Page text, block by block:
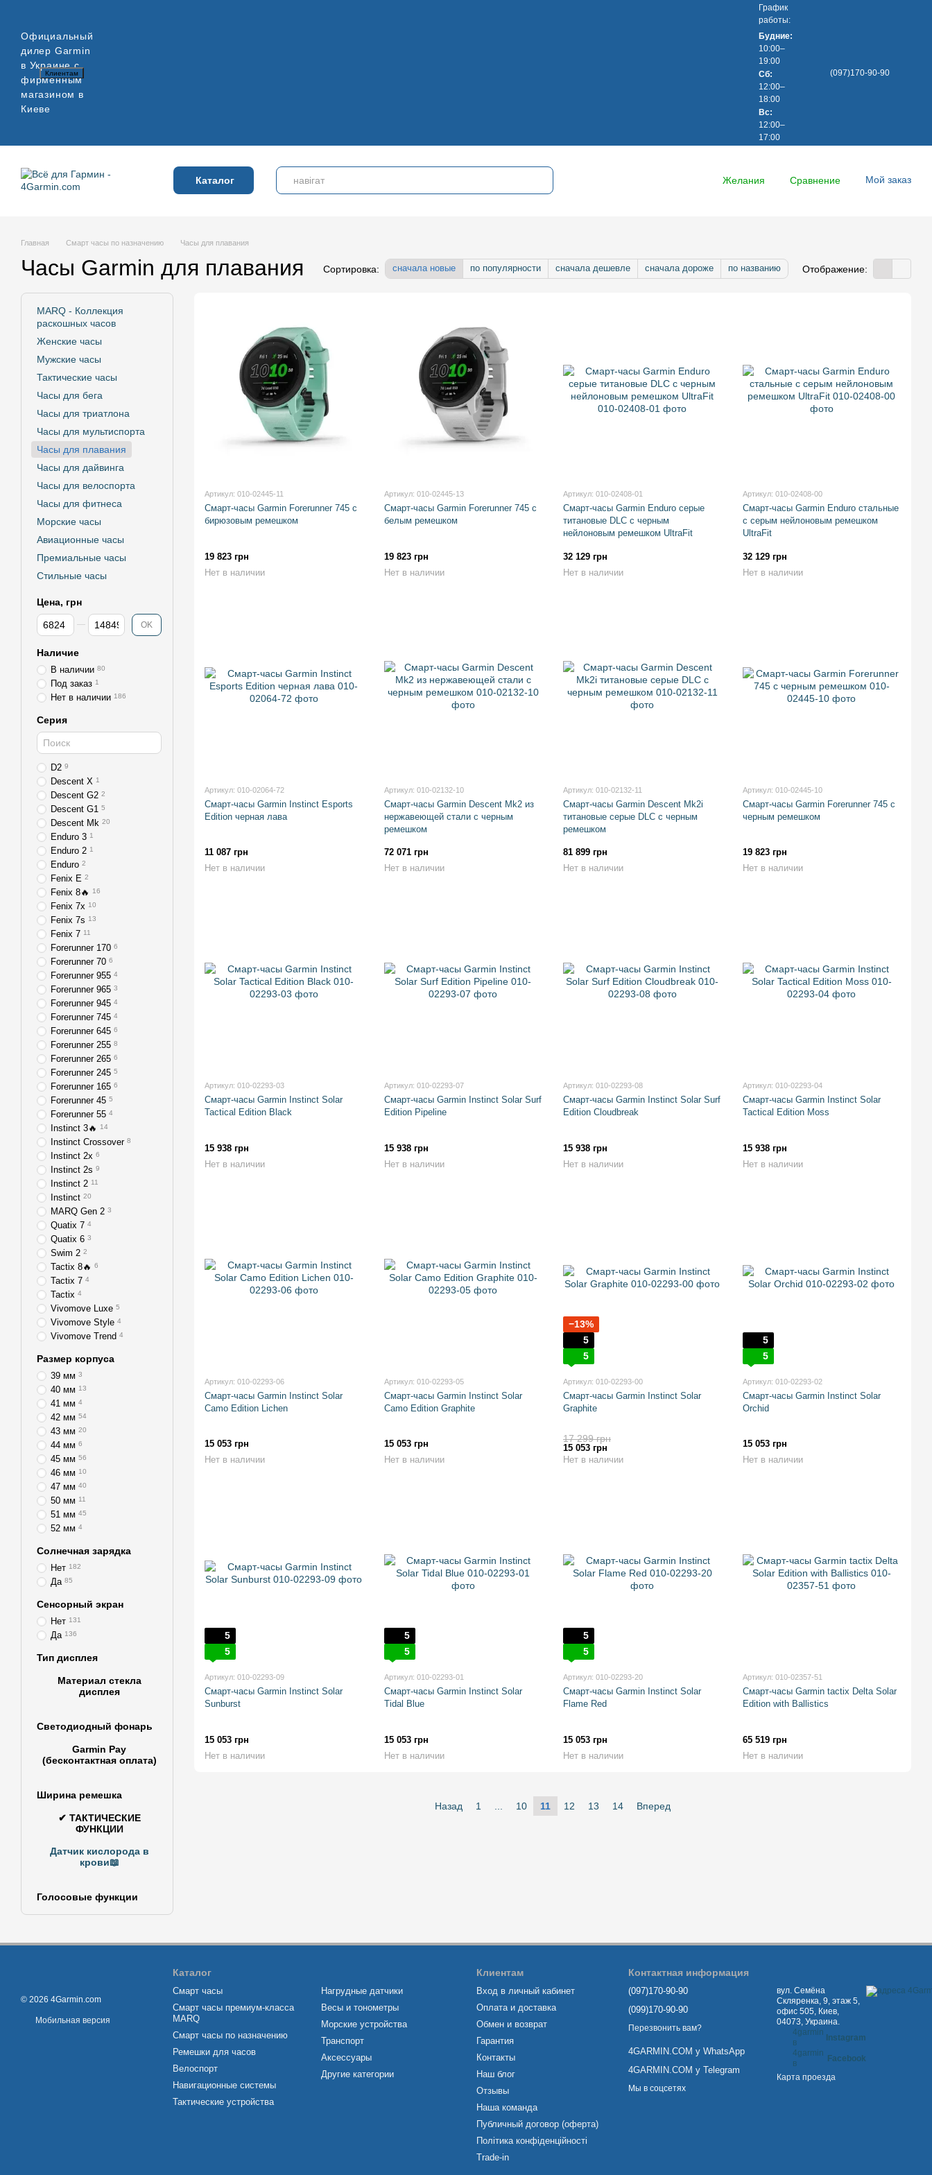
Официальный
дилер Garmin
в Украине с
фирменным
магазином в
Киеве
Клиентам
Вход в личный кабинет
Оплата и доставка
График
работы:
Будние:
10:00–
19:00
Сб:
12:00–
18:00
Вс:
12:00–
17:00
(097)170-90-90
Каталог Желания Сравнение Мой заказ
Главная Смарт часы по назначению Часы для плавания
Часы Garmin для плавания Сортировка: сначала новые по популярности сначала дешевле сначала дороже по названию Отображение:
Артикул: 010-02445-11
Смарт-часы Garmin Forerunner 745 с
бирюзовым ремешком
19 823 грн
Нет в наличии
Артикул: 010-02445-13
Смарт-часы Garmin Forerunner 745 с
белым ремешком
19 823 грн
Нет в наличии
Артикул: 010-02408-01
Смарт-часы Garmin Enduro серые
титановые DLC с черным
нейлоновым ремешком UltraFit
32 129 грн
Нет в наличии
Артикул: 010-02408-00
Смарт-часы Garmin Enduro стальные
с серым нейлоновым ремешком
UltraFit
32 129 грн
Нет в наличии
Артикул: 010-02064-72
Смарт-часы Garmin Instinct Esports
Edition черная лава
11 087 грн
Нет в наличии
Артикул: 010-02132-10
Смарт-часы Garmin Descent Mk2 из
нержавеющей стали с черным
ремешком
72 071 грн
Нет в наличии
Артикул: 010-02132-11
Смарт-часы Garmin Descent Mk2i
титановые серые DLC с черным
ремешком
81 899 грн
Нет в наличии
Артикул: 010-02445-10
Смарт-часы Garmin Forerunner 745 с
черным ремешком
19 823 грн
Нет в наличии
Артикул: 010-02293-03
Смарт-часы Garmin Instinct Solar
Tactical Edition Black
15 938 грн
Нет в наличии
Артикул: 010-02293-07
Смарт-часы Garmin Instinct Solar Surf
Edition Pipeline
15 938 грн
Нет в наличии
Артикул: 010-02293-08
Смарт-часы Garmin Instinct Solar Surf
Edition Cloudbreak
15 938 грн
Нет в наличии
Артикул: 010-02293-04
Смарт-часы Garmin Instinct Solar
Tactical Edition Moss
15 938 грн
Нет в наличии
Артикул: 010-02293-06
Смарт-часы Garmin Instinct Solar
Camo Edition Lichen
15 053 грн
Нет в наличии
Артикул: 010-02293-05
Смарт-часы Garmin Instinct Solar
Camo Edition Graphite
15 053 грн
Нет в наличии
−13%
5
5
Артикул: 010-02293-00
Смарт-часы Garmin Instinct Solar
Graphite
17 299 грн
15 053 грн
Нет в наличии
5
5
Артикул: 010-02293-02
Смарт-часы Garmin Instinct Solar
Orchid
15 053 грн
Нет в наличии
5
5
Артикул: 010-02293-09
Смарт-часы Garmin Instinct Solar
Sunburst
15 053 грн
Нет в наличии
5
5
Артикул: 010-02293-01
Смарт-часы Garmin Instinct Solar
Tidal Blue
15 053 грн
Нет в наличии
5
5
Артикул: 010-02293-20
Смарт-часы Garmin Instinct Solar
Flame Red
15 053 грн
Нет в наличии
Артикул: 010-02357-51
Смарт-часы Garmin tactix Delta Solar
Edition with Ballistics
65 519 грн
Нет в наличии
Назад 1 10 11 12 13 14 Вперед
MARQ - Коллекция
раскошных часов
Женские часы
Мужские часы
Тактические часы
Часы для бега
Часы для триатлона
Часы для мультиспорта
Часы для плавания
Часы для дайвинга
Часы для велоспорта
Часы для фитнеса
Морские часы
Авиационные часы
Премиальные часы
Стильные часы
Цена, грн
От Цена, грн
До Цена, грн OK
Наличие
В наличии 80
Под заказ 1
Нет в наличии 186
Серия
D2 9
Descent X 1
Descent G2 2
Descent G1 5
Descent Mk 20
Enduro 3 1
Enduro 2 1
Enduro 2
Fenix E 2
Fenix 8🔥 16
Fenix 7x 10
Fenix 7s 13
Fenix 7 11
Forerunner 170 6
Forerunner 70 6
Forerunner 955 4
Forerunner 965 3
Forerunner 945 4
Forerunner 745 4
Forerunner 645 6
Forerunner 255 8
Forerunner 265 6
Forerunner 245 5
Forerunner 165 6
Forerunner 45 5
Forerunner 55 4
Instinct 3🔥 14
Instinct Crossover 8
Instinct 2x 6
Instinct 2s 9
Instinct 2 11
Instinct 20
MARQ Gen 2 3
Quatix 7 4
Quatix 6 3
Swim 2 2
Tactix 8🔥 6
Tactix 7 4
Tactix 4
Vivomove Luxe 5
Vivomove Style 4
Vivomove Trend 4
Размер корпуса
39 мм 3
40 мм 13
41 мм 4
42 мм 54
43 мм 20
44 мм 6
45 мм 56
46 мм 10
47 мм 40
50 мм 11
51 мм 45
52 мм 4
Солнечная зарядка
Нет 182
Да 85
Сенсорный экран
Нет 131
Да 136
Тип дисплея
Материал стекла
дисплея
Светодиодный фонарь
Garmin Pay
(бесконтактная оплата)
Ширина ремешка
✔ ТАКТИЧЕСКИЕ
ФУНКЦИИ
Датчик кислорода в
крови📖
Голосовые функции
© 2026 4Garmin.com
Мобильная версия
Каталог
Смарт часы
Смарт часы премиум-класса
MARQ
Смарт часы по назначению
Ремешки для часов
Велоспорт
Навигационные системы
Тактические устройства
Нагрудные датчики
Весы и тонометры
Морские устройства
Транспорт
Аксессуары
Другие категории
Клиентам
Вход в личный кабинет
Оплата и доставка
Обмен и возврат
Гарантия
Контакты
Наш блог
Отзывы
Наша команда
Публичный договор (оферта)
Політика конфіденційності
Trade-in
Контактная информация
(097)170-90-90
(099)170-90-90
Перезвонить вам?
4GARMIN.COM у WhatsApp
4GARMIN.COM у Telegram
вул. Семёна
Скляренка, 9, этаж 5,
офис 505, Киев,
04073, Украина.
4garmin
в
Instagram
4garmin
в
Facebook
Карта проезда
Мы в соцсетях